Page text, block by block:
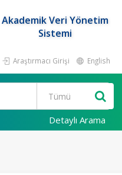
Akademik Veri Yönetim
Sistemi
Araştırmacı Girişi English
Detaylı Arama